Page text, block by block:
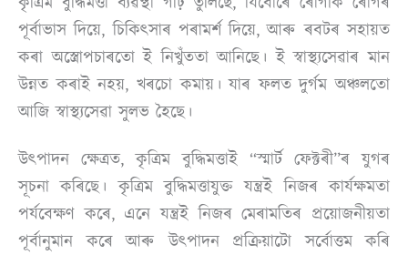
পূৰ্বাভাস দিয়ে, চিকিৎসাৰ পৰামৰ্শ দিয়ে, আৰু ৰবটৰ সহায়ত
কৰা অস্ত্ৰোপচাৰতো ই নিখুঁততা আনিছে। ই স্বাস্থ্যসেৱাৰ মান
উন্নত কৰাই নহয়, খৰচো কমায়। যাৰ ফলত দুৰ্গম অঞ্চলতো
আজি স্বাস্থ্যসেৱা সুলভ হৈছে।
উৎপাদন ক্ষেত্ৰত, কৃত্ৰিম বুদ্ধিমত্তাই “স্মাৰ্ট ফেক্টৰী”ৰ যুগৰ
সূচনা কৰিছে। কৃত্ৰিম বুদ্ধিমত্তাযুক্ত যন্ত্ৰই নিজৰ কাৰ্যক্ষমতা
পৰ্যবেক্ষণ কৰে, এনে যন্ত্ৰই নিজৰ মেৰামতিৰ প্ৰয়োজনীয়তা
পূৰ্বানুমান কৰে আৰু উৎপাদন প্ৰক্ৰিয়াটো সৰ্বোত্তম কৰি